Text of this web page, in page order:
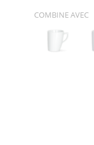
COMBINE AVEC